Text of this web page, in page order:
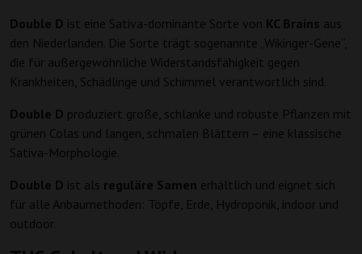
Double D ist eine Sativa-dominante Sorte von KC Brains aus
den Niederlanden. Die Sorte trägt sogenannte „Wikinger-Gene“,
die für außergewöhnliche Widerstandsfähigkeit gegen
Krankheiten, Schädlinge und Schimmel verantwortlich sind.
Double D produziert große, schlanke und robuste Pflanzen mit
grünen Colas und langen, schmalen Blättern – eine klassische
Sativa-Morphologie.
Double D ist als reguläre Samen erhältlich und eignet sich
für alle Anbaumethoden: Töpfe, Erde, Hydroponik, indoor und
outdoor.